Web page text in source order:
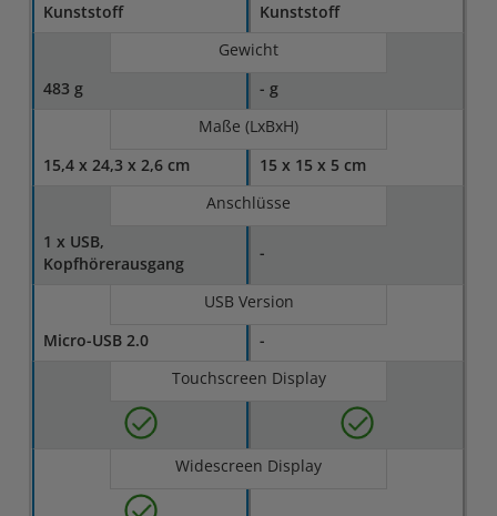
Kunststoff
Kunststoff
Gewicht
483 g
- g
Maße (LxBxH)
15,4 x 24,3 x 2,6 cm
15 x 15 x 5 cm
Anschlüsse
1 x USB,
Kopfhörerausgang
-
USB Version
Micro-USB 2.0
-
Touchscreen Display
Widescreen Display